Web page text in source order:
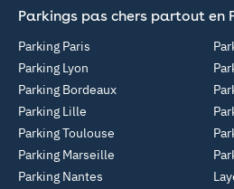
Parkings pas chers partout en
Parking Paris
Parking Lyon
Parking Bordeaux
Parking Lille
Parking Toulouse
Parking Marseille
Parking Nantes